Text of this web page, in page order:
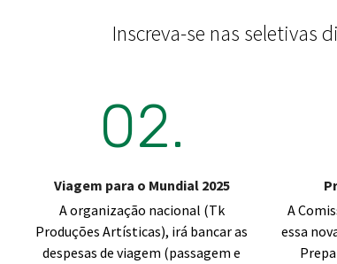
Inscreva-se nas seletivas
02.
Viagem para o Mundial 2025
A organização nacional (Tk
Produções Artísticas), irá bancar as
despesas de viagem (passagem e
A
essa